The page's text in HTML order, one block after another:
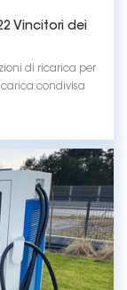
Vincitori dei
di ricarica per
condivisa